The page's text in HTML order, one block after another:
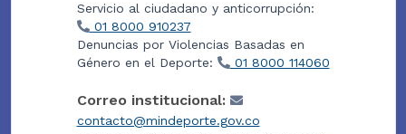
Servicio al ciudadano y anticorrupción:
01 8000 910237
Denuncias por Violencias Basadas en
Género en el Deporte:
01 8000 114060
Correo institucional:
contacto@mindeporte.gov.co